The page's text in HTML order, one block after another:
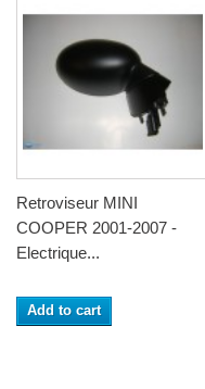
Retroviseur MINI
COOPER 2001-2007 -
Electrique...
Add to cart